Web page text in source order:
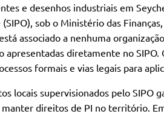
e desenhos industriais em
sob o Ministério das
associado a nenhuma
apresentadas diretamente no
formais e vias legais para
locais supervisionados pelo SIPO
direitos de PI no território.